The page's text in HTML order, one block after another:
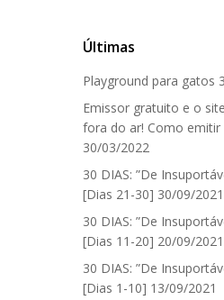
Últimas
Playground para gatos
Emissor gratuito e o
fora do ar! Como emitir
30/03/2022
30 DIAS: ”De
[Dias 21-30] 30/09/2021
30 DIAS: ”De
[Dias 11-20] 20/09/2021
30 DIAS: ”De
[Dias 1-10] 13/09/2021